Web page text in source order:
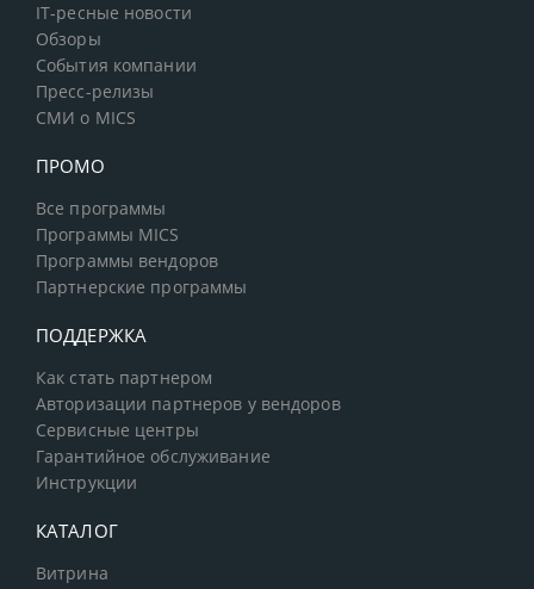
IT-ресные новости
Обзоры
События компании
Пресс-релизы
СМИ о MICS
ПРОМО
Все программы
Программы MICS
Программы вендоров
Партнерские программы
ПОДДЕРЖКА
Как стать партнером
Авторизации партнеров у вендоров
Сервисные центры
Гарантийное обслуживание
Инструкции
КАТАЛОГ
Витрина